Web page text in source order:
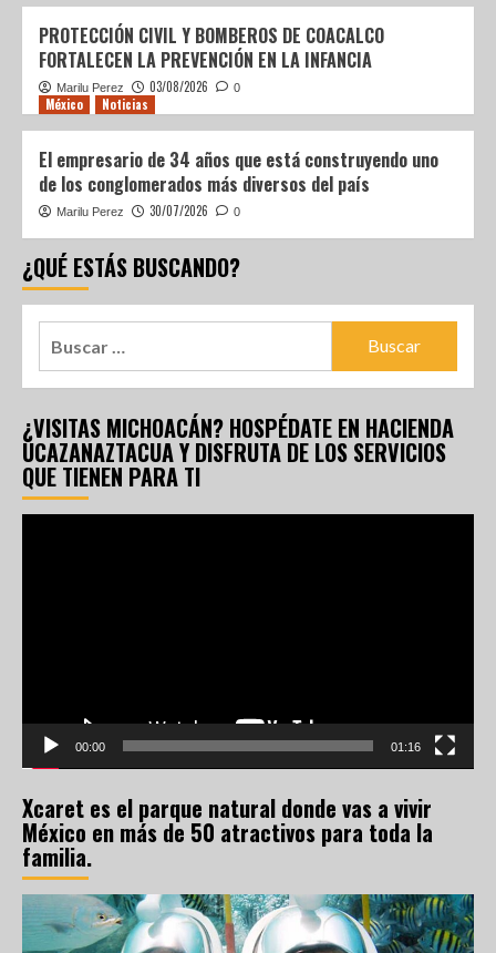
PROTECCIÓN CIVIL Y BOMBEROS DE COACALCO
FORTALECEN LA PREVENCIÓN EN LA INFANCIA
Marilu Perez 03/08/2026 0
México Noticias
El empresario de 34 años que está construyendo uno
de los conglomerados más diversos del país
Marilu Perez 30/07/2026 0
¿QUÉ ESTÁS BUSCANDO?
¿VISITAS MICHOACÁN? HOSPÉDATE EN HACIENDA
UCAZANAZTACUA Y DISFRUTA DE LOS SERVICIOS
QUE TIENEN PARA TI
00:00 01:16
Xcaret es el parque natural donde vas a vivir
México en más de 50 atractivos para toda la
familia.